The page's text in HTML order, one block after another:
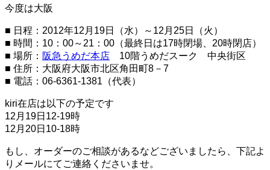
ン
を
切
り
替
え
る
今度は大阪
■ 日程：2012年12月19日（水）～12月25日（火）
■ 時間：10：00～21：00（最終日は17時閉場、20時閉店）
■ 場所： 阪急うめだ本店 10階うめだスーク 中央街区
■ 住所：大阪府大阪市北区角田町8－7
■ 電話：06-6361-1381（代表）
kiri在店は以下の予定です
12月19日12-19時
12月20日10-18時
もし、オーダーのご相談があるなどございましたら、下記よ
りメールにてご連絡くださいませ。